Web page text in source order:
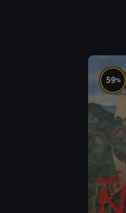
59%